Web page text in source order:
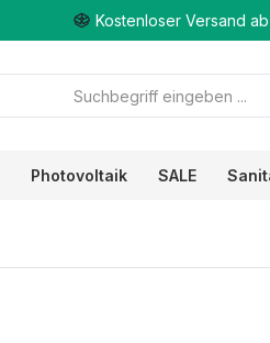
Kostenloser Versand
Photovoltaik SALE